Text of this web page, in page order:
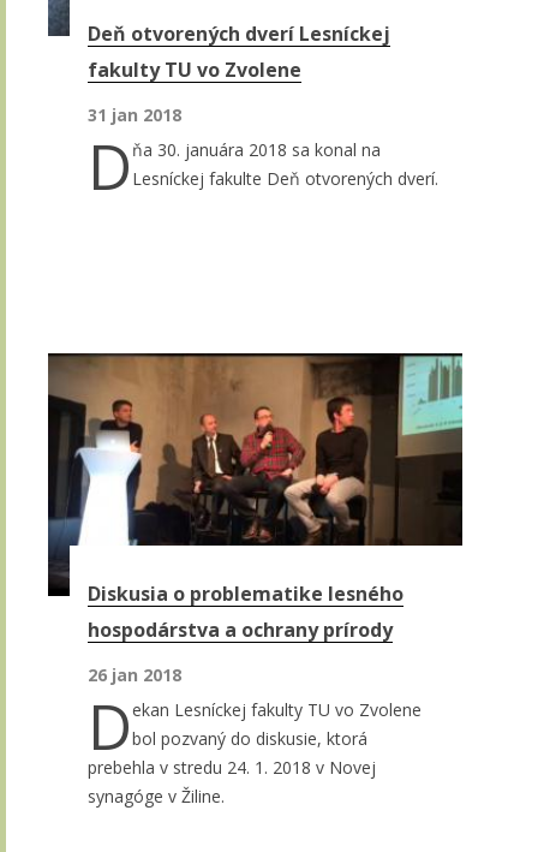
Deň otvorených dverí Lesníckej
fakulty TU vo Zvolene
31 jan 2018
D ňa 30. januára 2018 sa konal na
Lesníckej fakulte Deň otvorených dverí.
Diskusia o problematike lesného
hospodárstva a ochrany prírody
26 jan 2018
Dekan Lesníckej fakulty TU vo Zvolene
bol pozvaný do diskusie, ktorá
prebehla v stredu 24. 1. 2018 v Novej
synagóge v Žiline.